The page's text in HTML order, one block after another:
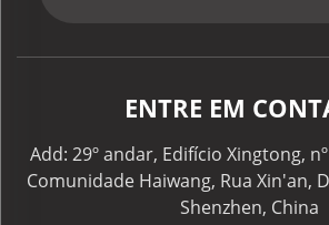
ENTRE EM
Add: 29º andar, Edifício Xingtong,
Comunidade Haiwang, Rua Xin'an,
Shenzhen, China